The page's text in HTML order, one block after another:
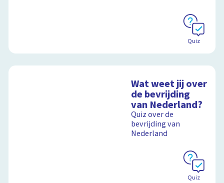
Quiz
Wat weet jij over
de bevrijding
van Nederland?
Quiz over de
bevrijding van
Nederland
Quiz